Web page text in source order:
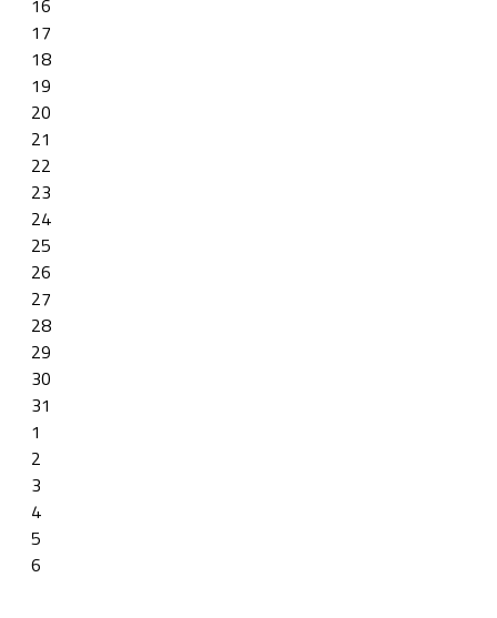
16
17
18
19
20
21
22
23
24
25
26
27
28
29
30
31
1
2
3
4
5
6